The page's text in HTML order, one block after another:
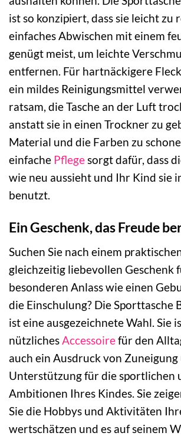
ist so konzipiert, dass sie leicht zu
einfaches Abwischen mit einem
genügt meist, um leichte
entfernen. Für hartnäckigere
ein mildes Reinigungsmittel
ratsam, die Tasche an der Luft
anstatt sie in einen Trockner zu
Material und die Farben zu
einfache Pflegesorgt dafür, dass
wie neu aussieht und Ihr Kind sie
benutzt.
Ein Geschenk, das Freude
Suchen Sie nach einem
gleichzeitig liebevollen Geschenk
besonderen Anlass wie einen
die Einschulung? Die Sporttasche
ist eine ausgezeichnete Wahl. Sie
nützliches Accessoirefür den
auch ein Ausdruck von Zuneigung
Unterstützung für die sportlichen
Ambitionen Ihres Kindes. Sie
Sie die Hobbys und Aktivitäten
wertschätzen und es auf seinem